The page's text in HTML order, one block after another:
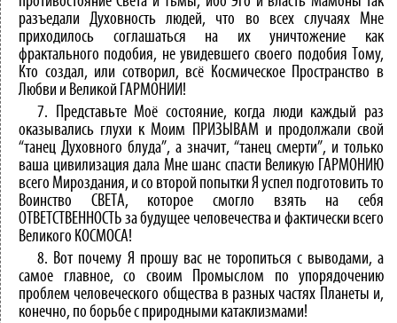
разъедали Духовность людей, что во всех случаях Мне
приходилось соглашаться на их уничтожение как
фрактального подобия, не увидевшего своего подобия Тому,
Кто создал, или сотворил, всё Космическое Пространство в
Любви и Великой ГАРМОНИИ!
7. Представьте Моё состояние, когда люди каждый раз
оказывались глухи к Моим ПРИЗЫВАМ и продолжали свой
“танец Духовного блуда”, а значит, “танец смерти”, и только
ваша цивилизация дала Мне шанс спасти Великую ГАРМОНИЮ
всего Мироздания, и со второй попытки Я успел подготовить то
Воинство СВЕТА, которое смогло взять на себя
ОТВЕТСТВЕННОСТЬ за будущее человечества и фактически всего
Великого КОСМОСА!
8. Вот почему Я прошу вас не торопиться с выводами, а
самое главное, со своим Промыслом по упорядочению
проблем человеческого общества в разных частях Планеты и,
конечно, по борьбе с природными катаклизмами!